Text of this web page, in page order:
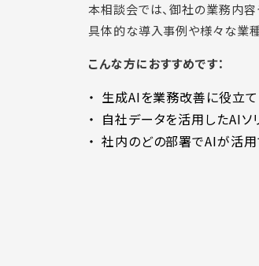
本相談会では、御社の業務内
具体的な導入事例や様々な業種
こんな方におすすめです：
生成AIを業務改善に役立
自社データを活用したAIソ
社内のどの部署でAIが活